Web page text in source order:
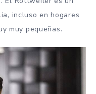
incluso en hogares
muy pequeñas.